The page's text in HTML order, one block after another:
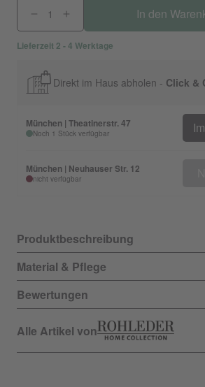
In den
Lieferzeit 2 - 4 Werktage
Direkt im Haus abholen - Click &
München | Theatinerstr. 47
Noch 1 Stück verfügbar
München | Neuhauser Str. 12
nicht verfügbar
Produktbeschreibung
Material & Pflege
Bewertungen
Alle Artikel von